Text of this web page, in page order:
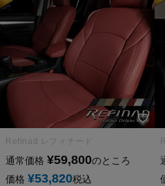
Refinad レフィナード
通常価格 ¥59,800のところ
価格 ¥53,820税込